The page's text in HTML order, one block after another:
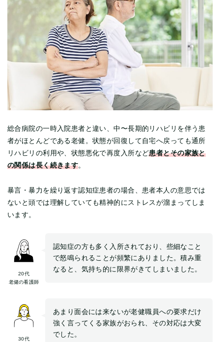
総合病院の一時入院患者と違い、中〜長期的リハビリを伴う患
者がほとんどである老健。状態が回復して自宅へ戻っても通所
リハビリの利用や、状態悪化で再度入所など患者とその家族と
の関係は長く続きます。
暴言・暴力を繰り返す認知症患者の場合、患者本人の意思では
ないと頭では理解していても精神的にストレスが溜まってしま
います。
20代
老健の看護師
認知症の方も多く入所されており、些細なこと
で怒鳴られることが頻繁にありました。積み重
なると、気持ち的に限界がきてしまいました。
30代
あまり面会には来ないが老健職員への要求だけ
強く言ってくる家族がおられ、その対応は大変
でした。